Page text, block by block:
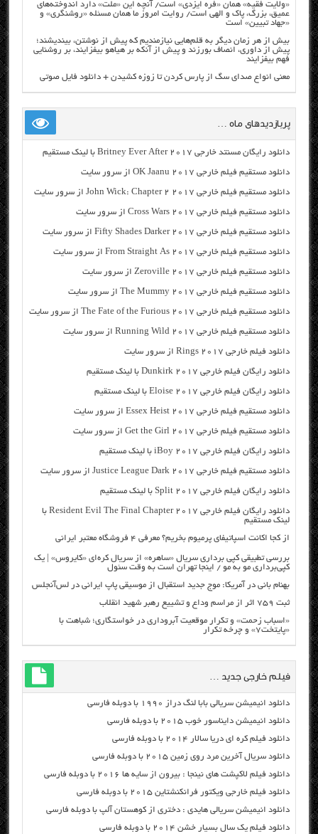
«ولایت فقیه» همان «فره ایزدی» است/ آنچه این «ملت» دارد اندوخته‌های
عمیق، بزرگ، پاک و الهی است/ روایت امروز ما همان مسئله «روشنگری» و
«جهاد تبیین» است
بیش از هر زمان دیگر به قلم‌هایی نیازمندیم که پیش از نوشتن، بیندیشند؛
پیش از داوری، انصاف بورزند و پیش از آنکه بر هیاهو بیفزایند، بر روشنایی
فهم بیفزایند
معنی انواع صدای سگ از پارس کردن تا زوزه کشیدن + دانلود فایل صوتی
پربازدیدهای ماه …
دانلود رایگان مسنتد خارجی Britney Ever After 2017 با لینک مستقیم
دانلود مستقیم فیلم خارجی OK Jaanu 2017 از سرور سایت
دانلود مستقیم فیلم خارجی John Wick: Chapter 2 2017 از سرور سایت
دانلود مستقیم فیلم خارجی Cross Wars 2017 از سرور سایت
دانلود مستقیم فیلم خارجی Fifty Shades Darker 2017 از سرور سایت
دانلود مستقیم فیلم خارجی From Straight As 2017 از سرور سایت
دانلود مستقیم فیلم خارجی Zeroville 2017 از سرور سایت
دانلود مستقیم فیلم خارجی The Mummy 2017 از سرور سایت
دانلود مستقیم فیلم خارجی The Fate of the Furious 2017 از سرور سایت
دانلود مستقیم فیلم خارجی Running Wild 2017 از سرور سایت
دانلود فیلم خارجی Rings 2017 از سرور سایت
دانلود رایگان فیلم خارجی Dunkirk 2017 با لینک مستقیم
دانلود رایگان فیلم خارجی Eloise 2017 با لینک مستقیم
دانلود مستقیم فیلم خارجی Essex Heist 2017 از سرور سایت
دانلود مستقیم فیلم خارجی Get the Girl 2017 از سرور سایت
دانلود رایگان فیلم خارجی iBoy 2017 با لینک مستقیم
دانلود مستقیم فیلم خارجی Justice League Dark 2017 از سرور سایت
دانلود رایگان فیلم خارجی Split 2017 با لینک مستقیم
دانلود رایگان فیلم خارجی Resident Evil The Final Chapter 2017 با
لینک مستقیم
از کجا اکانت اسپاتیفای پرمیوم بخریم؟ معرفی ۴ فروشگاه معتبر ایرانی
بررسی تطبیقی کپی برداری سریال «ساهره» از سریال کره‌ای «کایروس» | یک
کپی‌برداری مو به مو / اینجا تهران است به وقت سئول
بهنام بانی در آمریکا: موج جدید استقبال از موسیقی پاپ ایرانی در لس‌آنجلس
ثبت ۷۵۹ اثر از مراسم وداع و تشییع رهبر شهید انقلاب
«اسباب زحمت» و تکرار موقعیت آبروداری در خواستگاری؛ شباهت با
«پایتخت۷» و چرخه تکرار
فیلم خارجی جدید …
دانلود انیمیشن سریالی بابا لنگ دراز ۱۹۹۰ با دوبله فارسی
دانلود انیمیشن دایناسور خوب ۲۰۱۵ با دوبله فارسی
دانلود فیلم کره ای دریا سالار ۲۰۱۴ با دوبله فارسی
دانلود سریال آخرین مرد روی زمین ۲۰۱۵ با دوبله فارسی
دانلود فیلم لاکپشت های نینجا : بیرون از سایه ها ۲۰۱۶ با دوبله فارسی
دانلود فیلم خارجی ویکتور فرانکنشتاین ۲۰۱۵ با دوبله فارسی
دانلود انیمیشن سریالی هایدی : دختری از کوهستان آلپ با دوبله فارسی
دانلود فیلم یک سال بسیار خشن ۲۰۱۴ با دوبله فارسی